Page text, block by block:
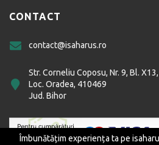
Îmbunătățim experiența ta pe
CONTACT
contact@isaharus.ro
Str. Corneliu Coposu, Nr. 9, Bl.
Loc. Oradea, 410469
Jud. Bihor